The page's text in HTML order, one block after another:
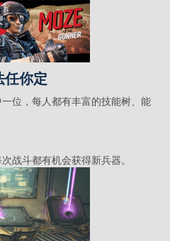
任你定
位，每人都有丰富的技能树、能
战斗都有机会获得新兵器。